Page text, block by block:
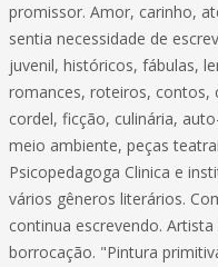
promissor. Amor, carinho,
sentia necessidade de
juvenil, históricos, fábulas,
romances, roteiros, contos,
cordel, ficção, culinária,
meio ambiente, peças
Psicopedagoga Clinica e
vários gêneros literários.
continua escrevendo.
borrocação. "Pintura